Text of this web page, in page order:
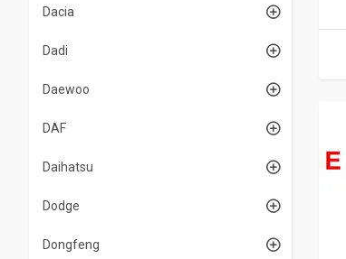
Dacia
Dadi
Daewoo
DAF
Daihatsu
Dodge
Dongfeng